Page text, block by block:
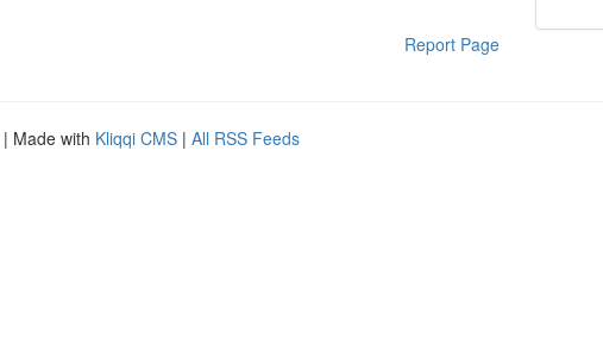
Report Page
| Made with Kliqqi CMS | All RSS Feeds